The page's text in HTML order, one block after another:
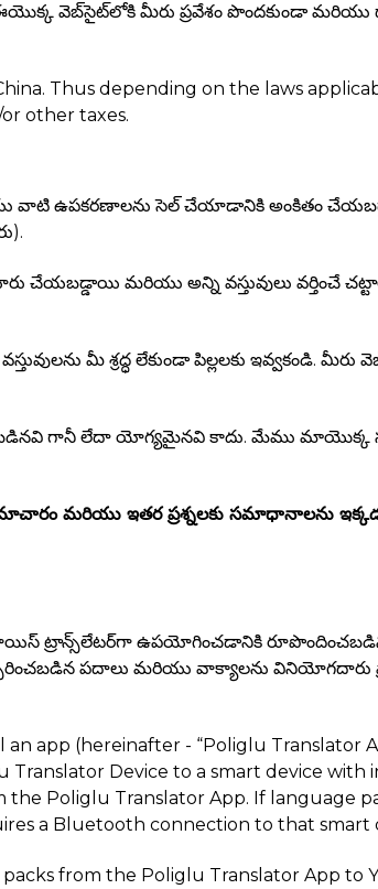
వెబ్‌సైట్‌లోకి మీరు ప్రవేశం పొందకుండా
Thus depending on the laws
other taxes.
వాటి ఉపకరణాలను సెల్ చేయాడానికి అంకితం
మరియు అన్ని వస్తువులు వర్తించే
మీ శ్రద్ధ లేకుండా పిల్లలకు ఇవ్వకండి. మీరు
గానీ లేదా యోగ్యమైనవి కాదు. మేము మాయొక్క
మరియు ఇతర ప్రశ్నలకు సమాధానాలను ఇక్కడ
వాయిస్ ట్రాన్స్‌లేటర్‌గా ఉపయోగించడానికి
పదాలు మరియు వాక్యాలను
app (hereinafter - “Poliglu Translator
Device to a smart device with
Poliglu Translator App. If language
a Bluetooth connection to that smart
from the Poliglu Translator App to